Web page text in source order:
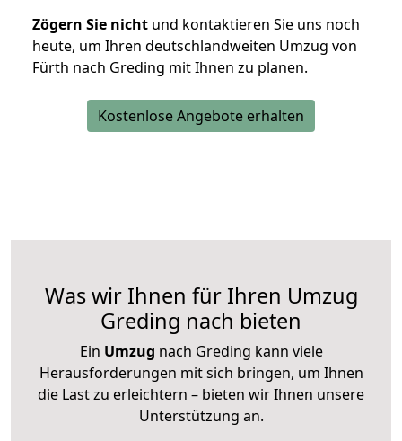
Zögern Sie nicht und kontaktieren Sie uns noch
heute, um Ihren deutschlandweiten Umzug von
Fürth nach Greding mit Ihnen zu planen.
Kostenlose Angebote erhalten
Was wir Ihnen für Ihren Umzug
Greding nach bieten
Ein Umzug nach Greding kann viele
Herausforderungen mit sich bringen, um Ihnen
die Last zu erleichtern – bieten wir Ihnen unsere
Unterstützung an.